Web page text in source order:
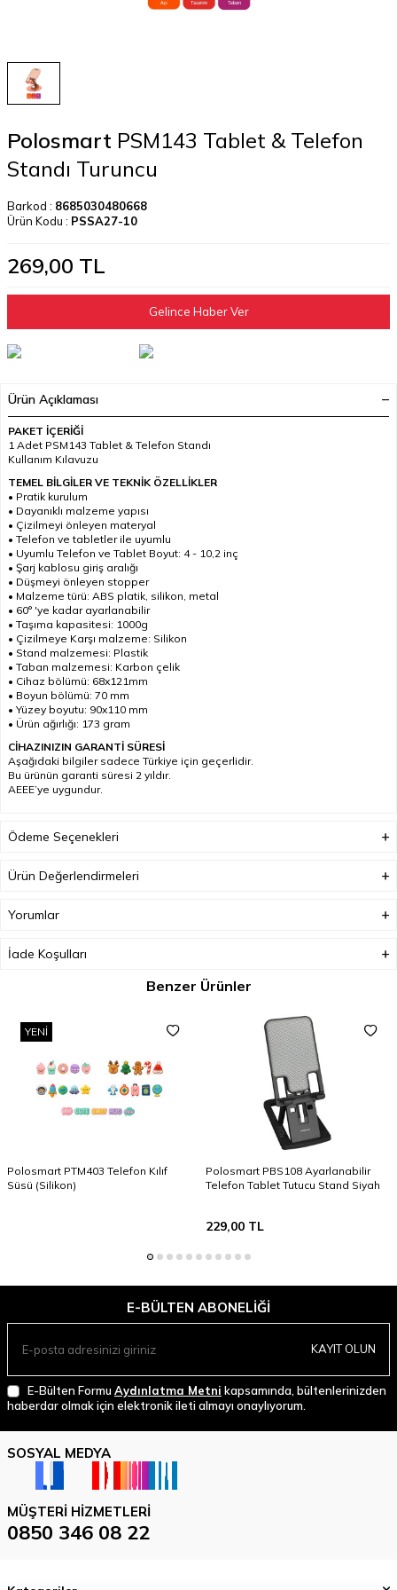
Polosmart PSM143 Tablet & Telefon
Standı Turuncu
Barkod : 8685030480668
Ürün Kodu : PSSA27-10
269,00 TL
Gelince Haber Ver
Ürün Açıklaması
PAKET İÇERİĞİ
1 Adet PSM143 Tablet & Telefon Standı
Kullanım Kılavuzu
TEMEL BİLGİLER VE TEKNİK ÖZELLİKLER
• Pratik kurulum
• Dayanıklı malzeme yapısı
• Çizilmeyi önleyen materyal
• Telefon ve tabletler ile uyumlu
• Uyumlu Telefon ve Tablet Boyut: 4 - 10,2 inç
• Şarj kablosu giriş aralığı
• Düşmeyi önleyen stopper
• Malzeme türü: ABS platik, silikon, metal
• 60° 'ye kadar ayarlanabilir
• Taşıma kapasitesi: 1000g
• Çizilmeye Karşı malzeme: Silikon
• Stand malzemesi: Plastik
• Taban malzemesi: Karbon çelik
• Cihaz bölümü: 68x121mm
• Boyun bölümü: 70 mm
• Yüzey boyutu: 90x110 mm
• Ürün ağırlığı: 173 gram
CİHAZINIZIN GARANTİ SÜRESİ
Aşağıdaki bilgiler sadece Türkiye için geçerlidir.
Bu ürünün garanti süresi 2 yıldır.
AEEE’ye uygundur.
Ödeme Seçenekleri
Ürün Değerlendirmeleri
Yorumlar
İade Koşulları
Benzer Ürünler
YENI
Polosmart PTM403 Telefon Kılıf
Süsü (Silikon)
Polosmart PBS108 Ayarlanabilir
Telefon Tablet Tutucu Stand Siyah
229,00TL
E-BÜLTEN ABONELIĞI
KAYIT OLUN
E-Bülten Formu Aydınlatma Metni kapsamında, bültenlerinizden
haberdar olmak için elektronik ileti almayı onaylıyorum.
SOSYAL MEDYA
MÜŞTERI HIZMETLERI
0850 346 08 22